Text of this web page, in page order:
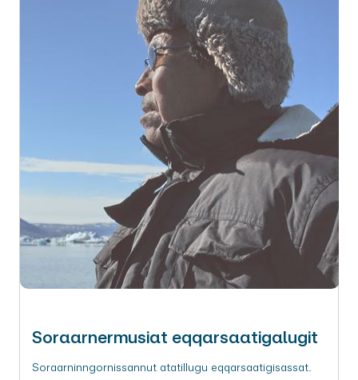
Soraarnermusiat eqqarsaatigalugit
Soraarninngornissannut atatillugu eqqarsaatigisassat.